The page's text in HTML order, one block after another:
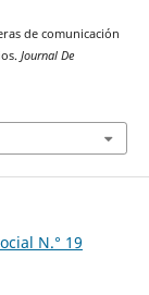
de comunicación
Journal De
N.° 19